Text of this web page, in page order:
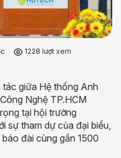
1228 lượt xem
giữa Hệ thống Anh
Nghệ TP.HCM
tại hội trường
sự tham dự của đại biểu,
đài cùng gần 1500